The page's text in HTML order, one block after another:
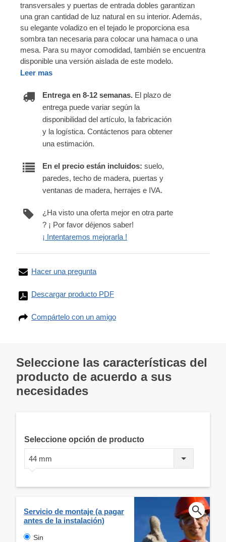
transversales y puertas de entrada dobles garantizan
una gran cantidad de luz natural en su interior. Además,
su elegante voladizo en el tejado le proporciona esa
sombra tan necesaria para colocar una hamaca o una
mesa. Para su mayor comodidad, también se encuentra
disponible una versión aislada de este modelo.
Leer mas
Entrega en 8-12 semanas. El plazo de
entrega puede variar según la
disponibilidad del artículo, la fabricación
y la logística. Contáctenos para obtener
una estimación.
En el precio están incluidos: suelo,
paredes, techo de madera, puertas y
ventanas de madera, herrajes e IVA.
¿Ha visto una oferta mejor en otra parte
? ¡ Por favor déjenos saber!
¡ Intentaremos mejorarla !
Hacer una pregunta
Descargar producto PDF
Compártelo con un amigo
Seleccione las características del
producto de acuerdo a sus
necesidades
Seleccione opción de producto
44 mm
Servicio de montaje (a pagar
antes de la instalación)
Sin